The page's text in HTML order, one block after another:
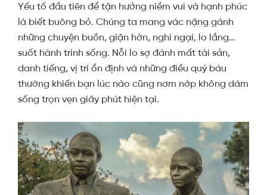
Yếu tố đầu tiên để tận hưởng niềm vui và hạnh phúc
là biết buông bỏ. Chúng ta mang vác nặng gánh
những chuyện buồn, giận hờn, nghi ngại, lo lắng…
suốt hành trình sống. Nỗi lo sợ đánh mất tài sản,
danh tiếng, vị trí ổn định và những điều quý báu
thường khiến bạn lúc nào cũng nơm nớp không dám
sống trọn vẹn giây phút hiện tại.